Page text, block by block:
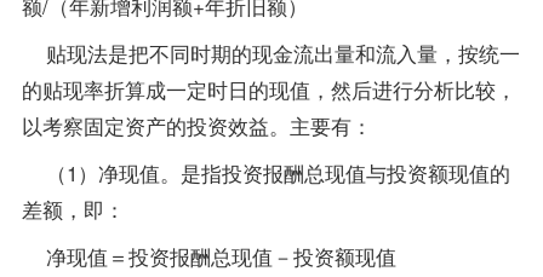
贴现法是把不同时期的现金流出量和流入量，按统一
的贴现率折算成一定时日的现值，然后进行分析比较，
以考察固定资产的投资效益。主要有：
（1）净现值。是指投资报酬总现值与投资额现值的
差额，即：
净现值＝投资报酬总现值－投资额现值